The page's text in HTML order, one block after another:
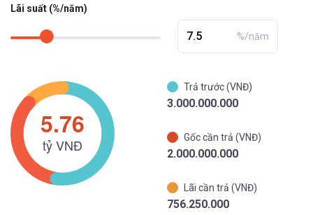
Lãi suất (%/năm)
%/năm
Trả trước (VNĐ)
3.000.000.000
Gốc cần trả (VNĐ)
2.000.000.000
Lãi cần trả (VNĐ)
756.250.000